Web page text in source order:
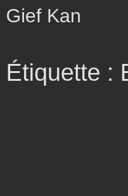
Gief Kan
Étiquette :